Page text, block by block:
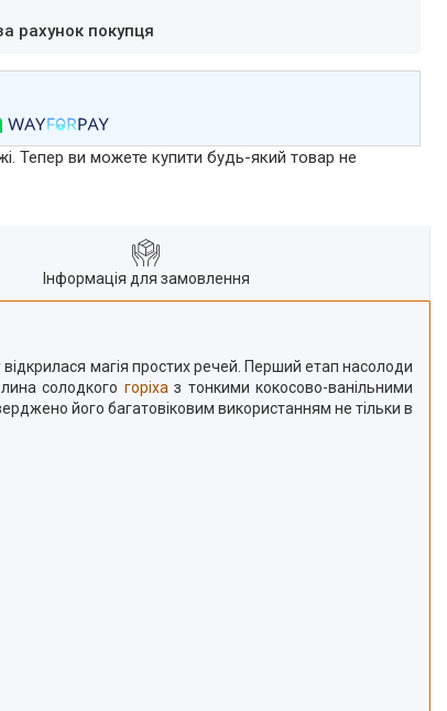
рахунок покупця
Тепер ви можете купити будь-який товар не
Інформація для замовлення
магія простих речей. Перший етап насолоди
солодкого горіха з тонкими кокосово-ванільними
його багатовіковим використанням не тільки в